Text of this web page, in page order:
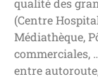
qualité des
(Centre
Médiathèque,
commerciales,
entre